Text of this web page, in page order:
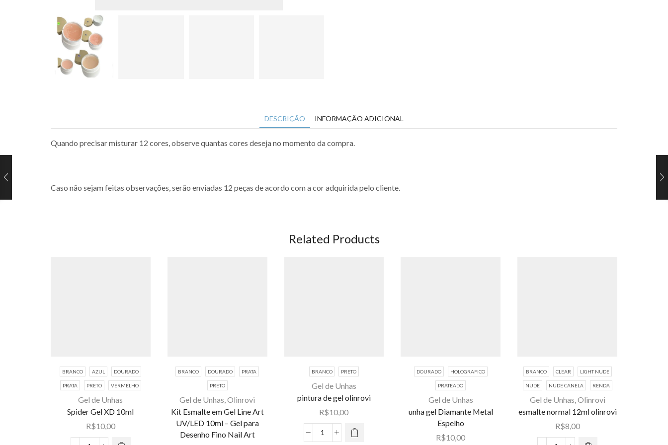
quantidade
DESCRIÇÃO INFORMAÇÃO ADICIONAL
Quando precisar misturar 12 cores, observe quantas cores deseja no momento da compra.
Caso não sejam feitas observações, serão enviadas 12 peças de acordo com a cor adquirida pelo cliente.
Related Products
BRANCO AZUL DOURADO
PRATA PRETO VERMELHO
Gel de Unhas
Spider Gel XD 10ml
R$10,00
Este
produto
tem várias
variantes.
As opções
BRANCO DOURADO PRATA
PRETO
Gel de Unhas ,Olinrovi
Kit Esmalte em Gel Line Art
UV/LED 10ml – Gel para
Desenho Fino Nail Art
Este
produto
tem várias
BRANCO PRETO
Gel de Unhas
pintura de gel olinrovi
R$10,00
pintura
Este
produto
tem várias
variantes.
As opções
podem ser
DOURADO HOLOGRAFICO
PRATEADO
Gel de Unhas
unha gel Diamante Metal
Espelho
R$10,00
Este
produto
tem várias
variantes.
BRANCO CLEAR LIGHT NUDE
NUDE NUDE CANELA RENDA
Gel de Unhas Olinrovi
esmalte normal 12ml olinrovi
R$8,00
Este
produto
tem várias
variantes.
As opções